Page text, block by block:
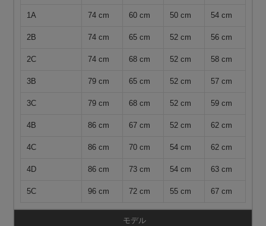
1A 74 cm 60 cm 50 cm 54 cm
2B 74 cm 65 cm 52 cm 56 cm
2C 74 cm 68 cm 52 cm 58 cm
3B 79 cm 65 cm 52 cm 57 cm
3C 79 cm 68 cm 52 cm 59 cm
4B 86 cm 67 cm 52 cm 62 cm
4C 86 cm 70 cm 54 cm 62 cm
4D 86 cm 73 cm 54 cm 63 cm
5C 96 cm 72 cm 55 cm 67 cm
モデル